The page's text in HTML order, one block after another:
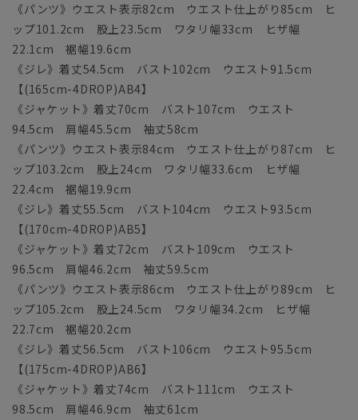
《パンツ》ウエスト表示82cm ウエスト仕上がり85cm ヒ
ップ101.2cm 股上23.5cm ワタリ幅33cm ヒザ幅
22.1cm 裾幅19.6cm
《ジレ》着丈54.5cm バスト102cm ウエスト91.5cm
【(165cm-4DROP)AB4】
《ジャケット》着丈70cm バスト107cm ウエスト
94.5cm 肩幅45.5cm 袖丈58cm
《パンツ》ウエスト表示84cm ウエスト仕上がり87cm ヒ
ップ103.2cm 股上24cm ワタリ幅33.6cm ヒザ幅
22.4cm 裾幅19.9cm
《ジレ》着丈55.5cm バスト104cm ウエスト93.5cm
【(170cm-4DROP)AB5】
《ジャケット》着丈72cm バスト109cm ウエスト
96.5cm 肩幅46.2cm 袖丈59.5cm
《パンツ》ウエスト表示86cm ウエスト仕上がり89cm ヒ
ップ105.2cm 股上24.5cm ワタリ幅34.2cm ヒザ幅
22.7cm 裾幅20.2cm
《ジレ》着丈56.5cm バスト106cm ウエスト95.5cm
【(175cm-4DROP)AB6】
《ジャケット》着丈74cm バスト111cm ウエスト
98.5cm 肩幅46.9cm 袖丈61cm